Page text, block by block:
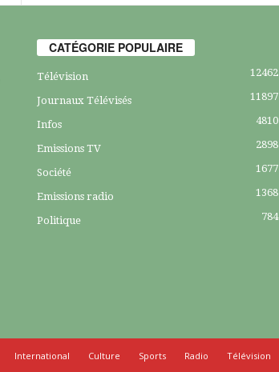
CATÉGORIE POPULAIRE
Télévision 12462
Journaux Télévisés 11897
Infos 4810
Emissions TV 2898
Société 1677
Emissions radio 1368
Politique 784
International Culture Sports Radio
Télévision